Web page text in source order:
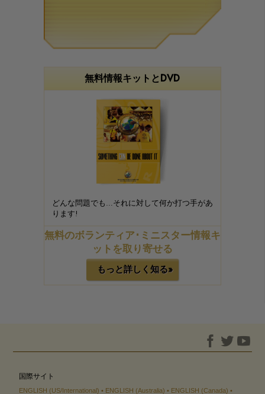
無料情報キットとDVD
どんな問題でも…それに対して何か打つ手があ
ります!
無料のボランティア･ミニスター情報キ
ットを取り寄せる
もっと詳しく知る»
国際サイト
ENGLISH (US/International) ENGLISH (Australia) ENGLISH (Canada)